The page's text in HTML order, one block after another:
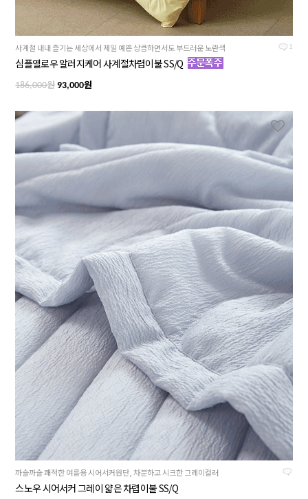
1
사계절 내내 즐기는 세상에서 제일 예쁜 상큼하면서도 부드러운 노란색
심플옐로우 알러지케어 사계절차렵이불 SS/Q
186,000원93,000원
까슬까슬 쾌적한 여름용 시어서커원단, 차분하고 시크한 그레이컬러
스노우 시어서커 그레이 얇은 차렵이불 SS/Q